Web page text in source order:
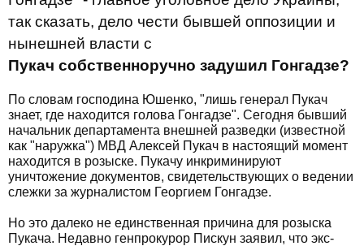
так сказать, дело чести бывшей оппозиции и
нынешней власти с
Пукач собственноручно задушил Гонгадзе?
По словам господина Юшенко, "лишь генерал Пукач
знает, где находится голова Гонгадзе". Сегодня бывший
начальник департамента внешней разведки (известной
как "наружка") МВД Алексей Пукач в настоящий момент
находится в розыске. Пукачу инкриминируют
уничтожение документов, свидетельствующих о ведении
слежки за журналистом Георгием Гонгадзе.
Но это далеко не единственная причина для розыска
Пукача. Недавно генпрокурор Пискун заявил, что экс-